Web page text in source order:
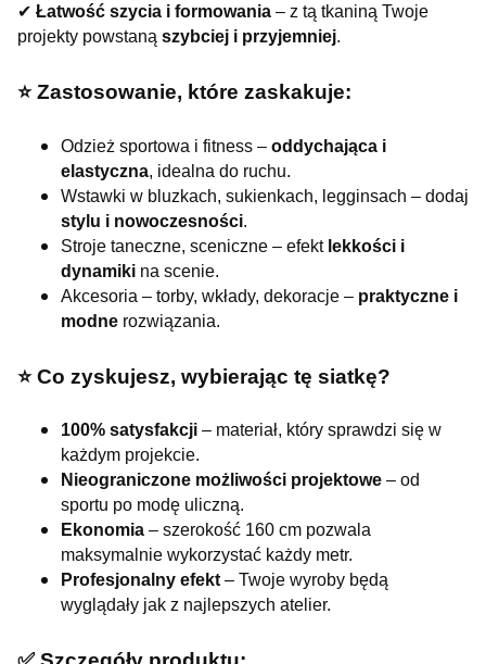
✔ Łatwość szycia i formowania – z tą tkaniną Twoje
projekty powstaną szybciej i przyjemniej.
⭐️ Zastosowanie, które zaskakuje:
Odzież sportowa i fitness – oddychająca i
elastyczna, idealna do ruchu.
Wstawki w bluzkach, sukienkach, legginsach – dodaj
stylu i nowoczesności.
Stroje taneczne, sceniczne – efekt lekkości i
dynamiki na scenie.
Akcesoria – torby, wkłady, dekoracje – praktyczne i
modne rozwiązania.
⭐️ Co zyskujesz, wybierając tę siatkę?
100% satysfakcji – materiał, który sprawdzi się w
każdym projekcie.
Nieograniczone możliwości projektowe – od
sportu po modę uliczną.
Ekonomia – szerokość 160 cm pozwala
maksymalnie wykorzystać każdy metr.
Profesjonalny efekt– Twoje wyroby będą
wyglądały jak z najlepszych atelier.